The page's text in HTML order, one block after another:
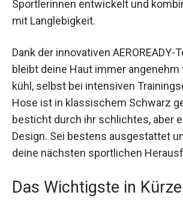
kombiniert Komfort mit
bleibt deine Haut immer angenehm
kühl, selbst bei intensiven
Hose ist in klassischem Schwarz
besticht durch ihr schlichtes, aber
Design. Sei bestens ausgestattet
deine nächsten sportlichen
Das Wichtigste in Kürze